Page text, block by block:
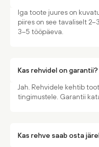
Iga toote juures on
piires on see tavaliselt
3–5 tööpäeva.
Kas rehvidel on garantii?
Jah. Rehvidele kehtib
tingimustele. Garantii
Kas rehve saab osta